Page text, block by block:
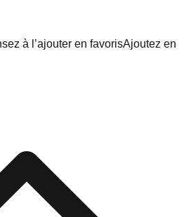
à l’ajouter en favorisAjoutez en